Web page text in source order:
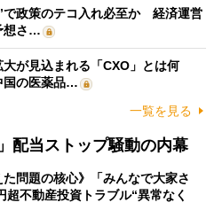
で政策のテコ入れ必至か 経済運営
想さ…
が見込まれる「CXO」とは何
の医薬品…
一覧を見る
配当ストップ騒動の内幕
た問題の核心》「みんなで大家さ
超不動産投資トラブル“異常なく